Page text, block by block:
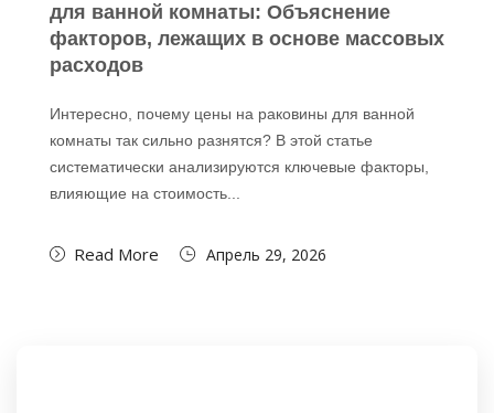
для ванной комнаты: Объяснение
факторов, лежащих в основе массовых
расходов
Интересно, почему цены на раковины для ванной
комнаты так сильно разнятся? В этой статье
систематически анализируются ключевые факторы,
влияющие на стоимость...
Read More Апрель 29, 2026